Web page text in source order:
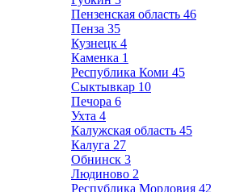
Пензенская область 46
Пенза 35
Кузнецк 4
Каменка 1
Республика Коми 45
Сыктывкар 10
Печора 6
Ухта 4
Калужская область 45
Калуга 27
Обнинск 3
Людиново 2
Республика Мордовия 42